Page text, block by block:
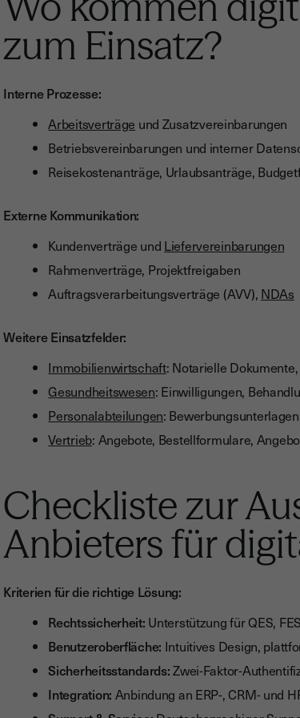
zum Einsatz?
Interne Prozesse:
Arbeitsverträge und Zusatzvereinbarungen
Betriebsvereinbarungen und interner
Reisekostenanträge, Urlaubsanträge,
Externe Kommunikation:
Kundenverträge und Liefervereinbarungen
Rahmenverträge, Projektfreigaben
Auftragsverarbeitungsverträge (AVV), NDAs
Weitere Einsatzfelder:
Immobilienwirtschaft: Notarielle Dokumente,
Gesundheitswesen: Einwilligungen,
Personalabteilungen:
Vertrieb: Angebote, Bestellformulare,
Checkliste zur
Anbieters für
Kriterien für die richtige Lösung:
Rechtssicherheit: Unterstützung für QES,
Benutzeroberfläche: Intuitives Design,
Sicherheitsstandards:Zwei-Faktor-
Integration: Anbindung an ERP-, CRM- und